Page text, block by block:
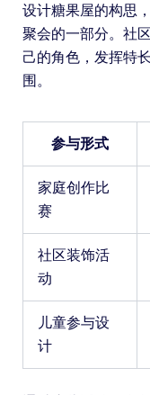
设计糖果屋的构思
聚会的一部分。社
己的角色，发挥特
围。
参与形式
家庭创作比
赛
社区装饰活
动
儿童参与设
计